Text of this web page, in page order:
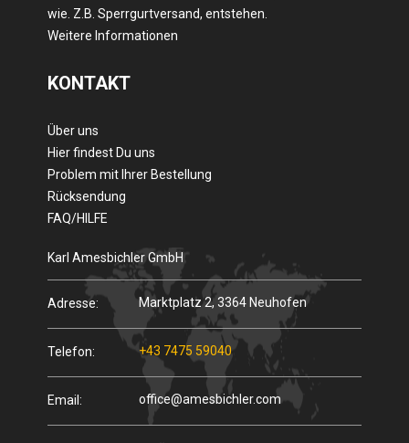
wie. Z.B. Sperrgurtversand, entstehen.
Weitere Informationen
KONTAKT
Über uns
Hier findest Du uns
Problem mit Ihrer Bestellung
Rücksendung
FAQ/HILFE
Karl Amesbichler GmbH
Adresse: Marktplatz 2, 3364 Neuhofen
Telefon: +43 7475 59040
Email: office@amesbichler.com